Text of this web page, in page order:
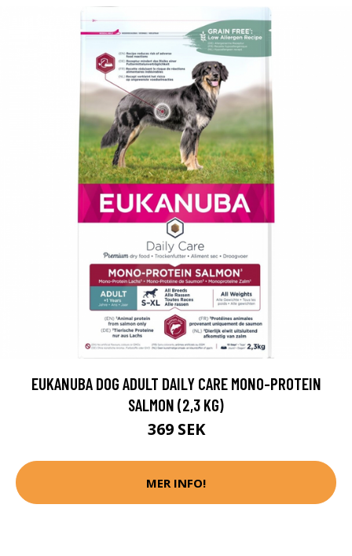
EUKANUBA DOG ADULT DAILY CARE MONO-PROTEIN
SALMON (2,3 KG)
369 SEK
MER INFO!